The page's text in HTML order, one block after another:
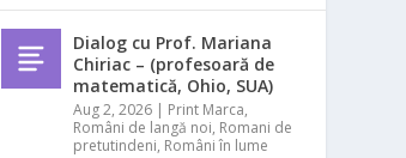
Dialog cu Prof. Mariana
Chiriac – (profesoară de
matematică, Ohio, SUA)
Aug 2, 2026 | Print Marca,
Români de langă noi, Romani de
pretutindeni, Români în lume